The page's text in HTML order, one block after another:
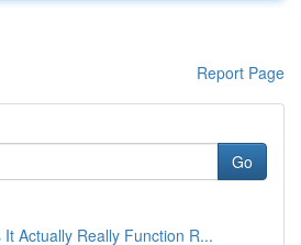
Report Page
Go
Actually Really Function R...